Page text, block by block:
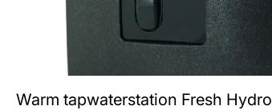
Warm tapwaterstation Fresh Hydro